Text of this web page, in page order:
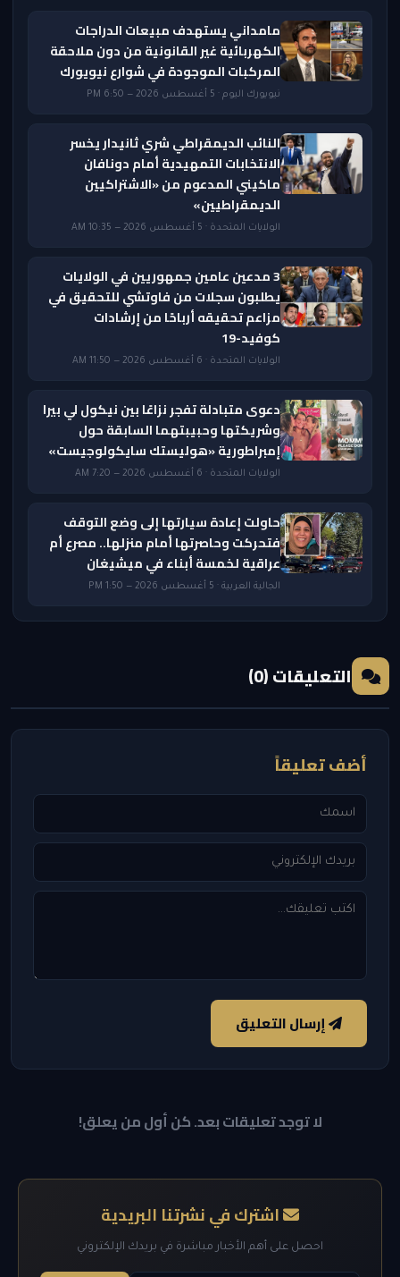
مامداني يستهدف مبيعات الدراجات
الكهربائية غير القانونية من دون ملاحقة
المركبات الموجودة في شوارع نيويورك
نيويورك اليوم · 5 أغسطس 2026 — 6:50 PM
النائب الديمقراطي شري ثانيدار يخسر
الانتخابات التمهيدية أمام دونافان
ماكيني المدعوم من «الاشتراكيين
الديمقراطيين»
الولايات المتحدة · 5 أغسطس 2026 — 10:35 AM
3 مدعين عامين جمهوريين في الولايات
يطلبون سجلات من فاوتشي للتحقيق في
مزاعم تحقيقه أرباحًا من إرشادات
كوفيد-19
الولايات المتحدة · 6 أغسطس 2026 — 11:50 AM
دعوى متبادلة تفجر نزاعًا بين نيكول لي بيرا
وشريكتها وحبيبتهما السابقة حول
إمبراطورية «هوليستك سايكولوجيست»
الولايات المتحدة · 6 أغسطس 2026 — 7:20 AM
حاولت إعادة سيارتها إلى وضع التوقف
فتحركت وحاصرتها أمام منزلها.. مصرع أم
عراقية لخمسة أبناء في ميشيغان
الجالية العربية · 5 أغسطس 2026 — 1:50 PM
التعليقات (0)
أضف تعليقاً
إرسال التعليق
لا توجد تعليقات بعد. كن أول من يعلق!
اشترك في نشرتنا البريدية
احصل على أهم الأخبار مباشرة في بريدك الإلكتروني